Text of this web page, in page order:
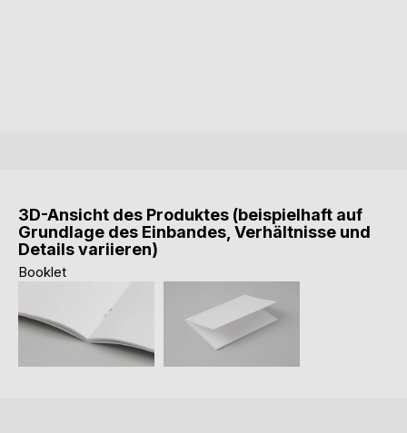
3D-Ansicht des Produktes (beispielhaft auf
Grundlage des Einbandes, Verhältnisse und
Details variieren)
Booklet